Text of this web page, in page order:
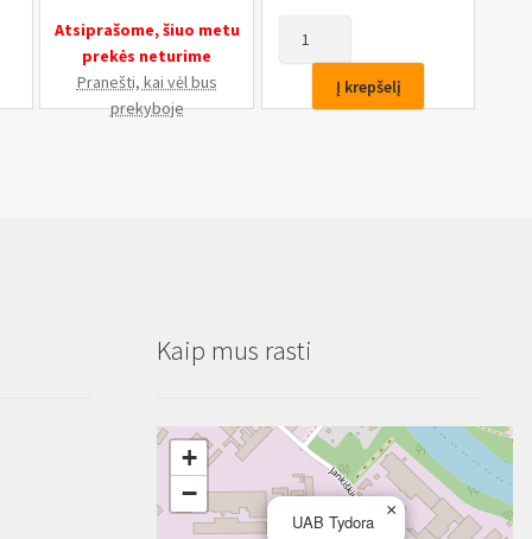
Atsiprašome, šiuo metu
prekės neturime
Pranešti, kai vėl bus
prekyboje
smūginis
Į krepšelį
Kaip mus rasti
UAB Tydora
×
+
−